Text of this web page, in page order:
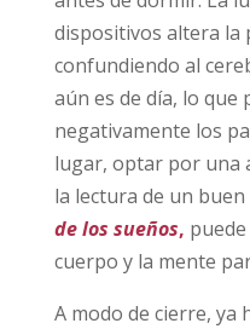
dispositivos altera la
confundiendo al
aún es de día, lo que
negativamente los
lugar, optar por una
la lectura de un
de los sueños,
cuerpo y la mente
A modo de cierre, ya